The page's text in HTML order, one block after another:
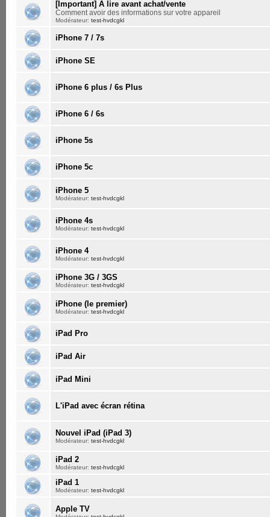
[Important] A lire avant achat/vente
Comment avoir des informations sur votre appareil
Modérateur:test-hvdcgkl
iPhone 7 / 7s
iPhone SE
iPhone 6 plus / 6s Plus
iPhone 6 / 6s
iPhone 5s
iPhone 5c
iPhone 5
Modérateur:test-hvdcgkl
iPhone 4s
Modérateur:test-hvdcgkl
iPhone 4
Modérateur:test-hvdcgkl
iPhone 3G / 3GS
Modérateur:test-hvdcgkl
iPhone (le premier)
Modérateur:test-hvdcgkl
iPad Pro
iPad Air
iPad Mini
L'iPad avec écran rétina
Nouvel iPad (iPad 3)
Modérateur:test-hvdcgkl
iPad 2
Modérateur:test-hvdcgkl
iPad 1
Modérateur:test-hvdcgkl
Apple TV